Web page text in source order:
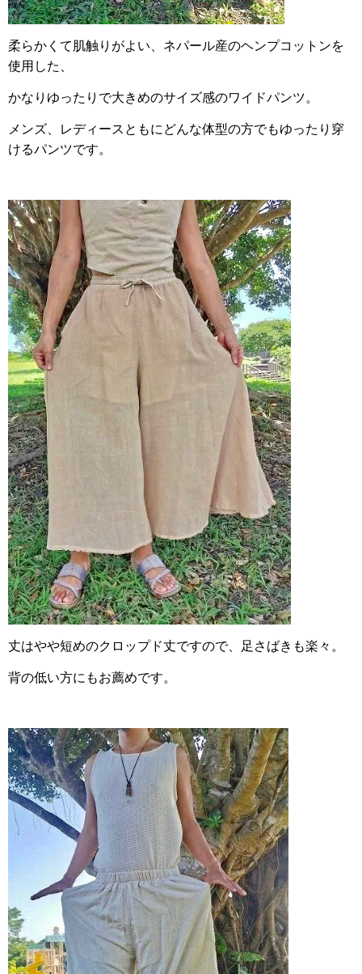
柔らかくて肌触りがよい、ネパール産のヘンプコットンを
使用した、
かなりゆったりで大きめのサイズ感のワイドパンツ。
メンズ、レディースともにどんな体型の方でもゆったり穿
けるパンツです。
丈はやや短めのクロップド丈ですので、足さばきも楽々。
背の低い方にもお薦めです。